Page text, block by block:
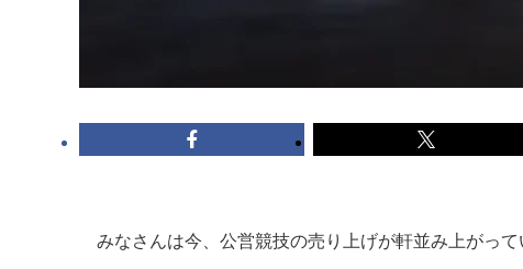
みなさんは今、公営競技の売り上げが軒並み上がっ